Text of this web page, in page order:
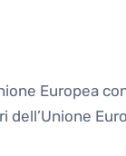
Europea